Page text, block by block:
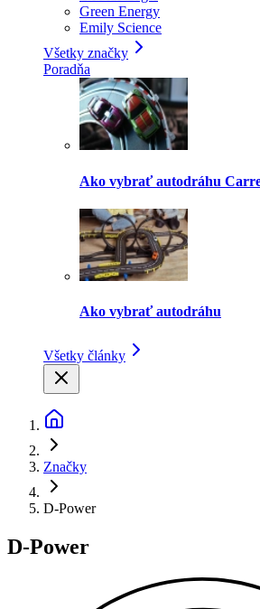
Green Energy
Emily Science
Všetky značky
Poradňa
Ako vybrať autodráhu
Ako vybrať autodráhu
Všetky články
Značky
D-Power
D-Power